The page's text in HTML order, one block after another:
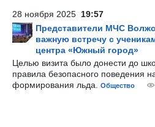
28 ноября 2025 19:57
Представители МЧС
важную встречу с
центра «Южный город»
Целью визита было донести до
правила безопасного поведения
формирования льда.
Общество